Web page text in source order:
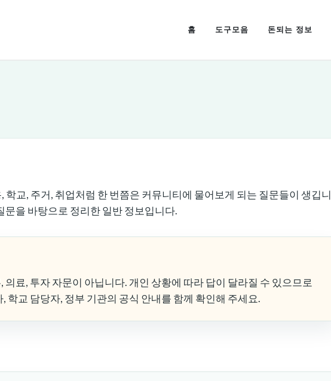
홈 도구모음 돈되는 정보
학교, 주거, 취업처럼 한 번쯤은 커뮤니티에 물어보게 되는 질문들이 생깁니
을 바탕으로 정리한 일반 정보입니다.
료, 투자 자문이 아닙니다. 개인 상황에 따라 답이 달라질 수 있으므로
학교 담당자, 정부 기관의 공식 안내를 함께 확인해 주세요.